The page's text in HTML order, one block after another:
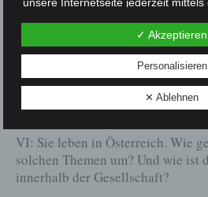
Entwicklung erweisen wird.
Sicherheit nicht geändert: Für die
ist selbst der VEGETARISMUS
exotische Sache. Andererseits ist
junge, gebildete und v. a.
vegetarischen Zwischenschritt für
gewinnen ungleich größer als
VI: Sie leben in Österreich. Wie
solchen Themen um? Und wie ist
innerhalb der Gesellschaft?
Ferner können bereits gesetzte
Internetbrowser oder andere
werden. Dies ist in allen gängigen
Deaktiviert die betroffene Person die
dem genutzten Internetbrowser,
alle Funktionen unserer
Die Internetseite erfasst mit jedem
durch eine betroffene Person oder
System eine Reihe von allgemeinen
✓ Akzeptieren
Personalisieren
✕ Ablehnen